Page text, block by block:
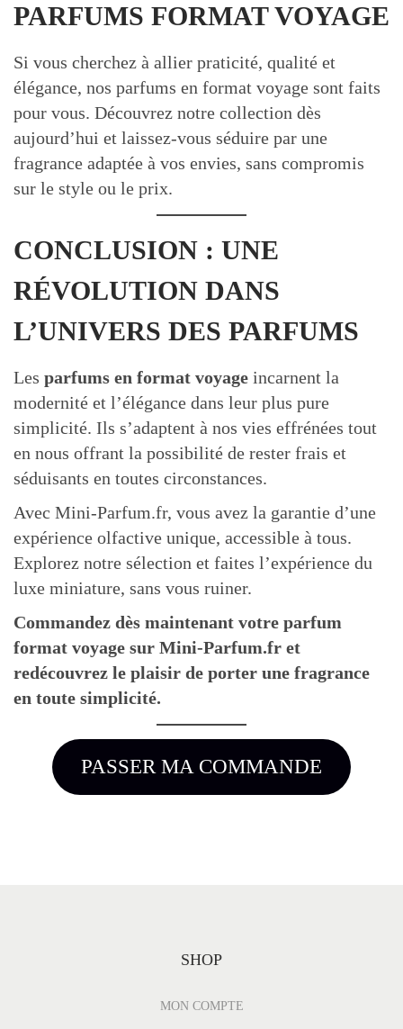
PARFUMS FORMAT VOYAGE
Si vous cherchez à allier praticité, qualité et
élégance, nos parfums en format voyage sont faits
pour vous. Découvrez notre collection dès
aujourd’hui et laissez-vous séduire par une
fragrance adaptée à vos envies, sans compromis
sur le style ou le prix.
CONCLUSION : UNE
RÉVOLUTION DANS
L’UNIVERS DES PARFUMS
Les parfums en format voyage incarnent la
modernité et l’élégance dans leur plus pure
simplicité. Ils s’adaptent à nos vies effrénées tout
en nous offrant la possibilité de rester frais et
séduisants en toutes circonstances.
Avec Mini-Parfum.fr, vous avez la garantie d’une
expérience olfactive unique, accessible à tous.
Explorez notre sélection et faites l’expérience du
luxe miniature, sans vous ruiner.
Commandez dès maintenant votre parfum
format voyage sur Mini-Parfum.fr et
redécouvrez le plaisir de porter une fragrance
en toute simplicité.
PASSER MA COMMANDE
SHOP
MON COMPTE